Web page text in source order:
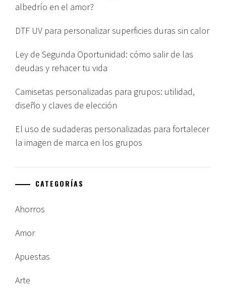
albedrío en el amor?
DTF UV para personalizar superficies duras sin calor
Ley de Segunda Oportunidad: cómo salir de las
deudas y rehacer tu vida
Camisetas personalizadas para grupos: utilidad,
diseño y claves de elección
El uso de sudaderas personalizadas para fortalecer
la imagen de marca en los grupos
CATEGORÍAS
Ahorros
Amor
Apuestas
Arte